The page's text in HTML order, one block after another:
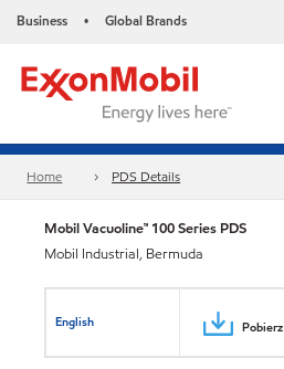
Business • Global Brands
Home PDS Details
Mobil Vacuoline™ 100 Series PDS
Mobil Industrial, Bermuda
English Pobierz